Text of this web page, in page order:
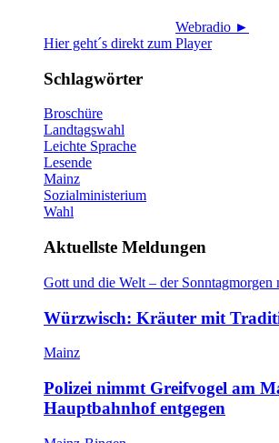
Webradio ►
Hier geht´s direkt zum Player
Schlagwörter
Broschüre
Landtagswahl
Leichte Sprache
Lesende
Mainz
Sozialministerium
Wahl
Aktuellste Meldungen
Gott und die Welt – der
Würzwisch: Kräuter mit
Mainz
Polizei nimmt Greifvogel am
Hauptbahnhof entgegen